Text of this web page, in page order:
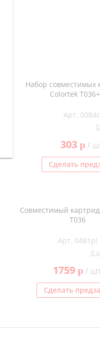
Набор совместимых
Colortek
Арт.
303 p/
Сделать
Совместимый
T036
Арт. 0481pl
0
1759 p/
Сделать